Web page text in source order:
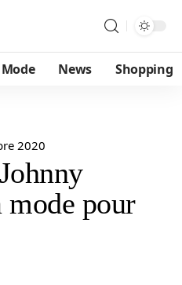
Mode News Shopping
2020
pour